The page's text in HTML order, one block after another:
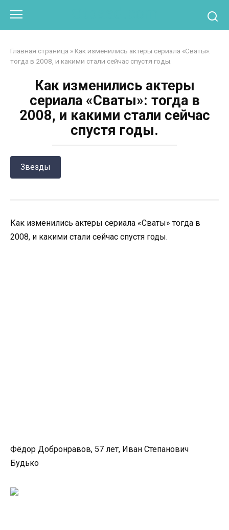
контенту
Главная страница » Как изменились актеры сериала «Сваты»:
тогда в 2008, и какими стали сейчас спустя годы.
Как изменились актеры
сериала «Сваты»: тогда в
2008, и какими стали сейчас
спустя годы.
Звезды
Как изменились актеры сериала «Сваты» тогда в
2008, и какими стали сейчас спустя годы.
Фёдор Добронравов, 57 лет, Иван Степанович
Будько